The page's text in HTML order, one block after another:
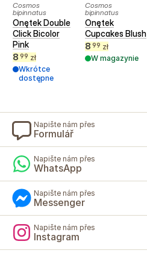
Cosmos
bipinnatus
Onętek Double
Click Bicolor
Pink
8 99 zł
Wkrótce
dostępne
Cosmos
bipinnatus
Onętek
Cupcakes Blush
8 99 zł
W magazynie
Napište nám přes
Formulář
Napište nám přes
WhatsApp
Napište nám přes
Messenger
Napište nám přes
Instagram